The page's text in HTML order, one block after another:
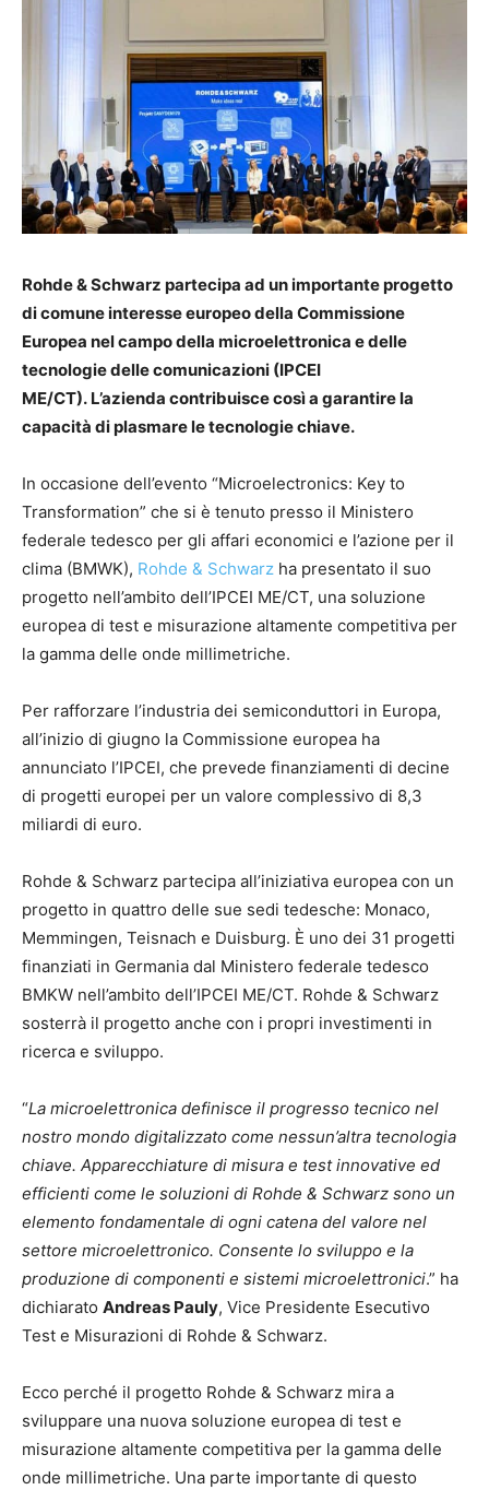
Rohde & Schwarz partecipa ad un importante progetto
di comune interesse europeo della Commissione
Europea nel campo della microelettronica e delle
tecnologie delle comunicazioni (IPCEI
ME/CT). L’azienda contribuisce così a garantire la
capacità di plasmare le tecnologie chiave.
In occasione dell’evento “Microelectronics: Key to
Transformation” che si è tenuto presso il Ministero
federale tedesco per gli affari economici e l’azione per il
clima (BMWK), Rohde & Schwarz ha presentato il suo
progetto nell’ambito dell’IPCEI ME/CT, una soluzione
europea di test e misurazione altamente competitiva per
la gamma delle onde millimetriche.
Per rafforzare l’industria dei semiconduttori in Europa,
all’inizio di giugno la Commissione europea ha
annunciato l’IPCEI, che prevede finanziamenti di decine
di progetti europei per un valore complessivo di 8,3
miliardi di euro.
Rohde & Schwarz partecipa all’iniziativa europea con un
progetto in quattro delle sue sedi tedesche: Monaco,
Memmingen, Teisnach e Duisburg. È uno dei 31 progetti
finanziati in Germania dal Ministero federale tedesco
BMKW nell’ambito dell’IPCEI ME/CT. Rohde & Schwarz
sosterrà il progetto anche con i propri investimenti in
ricerca e sviluppo.
“La microelettronica definisce il progresso tecnico nel
nostro mondo digitalizzato come nessun’altra tecnologia
chiave. Apparecchiature di misura e test innovative ed
efficienti come le soluzioni di Rohde & Schwarz sono un
elemento fondamentale di ogni catena del valore nel
settore microelettronico. Consente lo sviluppo e la
produzione di componenti e sistemi microelettronici.” ha
dichiarato Andreas Pauly, Vice Presidente Esecutivo
Test e Misurazioni di Rohde & Schwarz.
Ecco perché il progetto Rohde & Schwarz mira a
sviluppare una nuova soluzione europea di test e
misurazione altamente competitiva per la gamma delle
onde millimetriche. Una parte importante di questo